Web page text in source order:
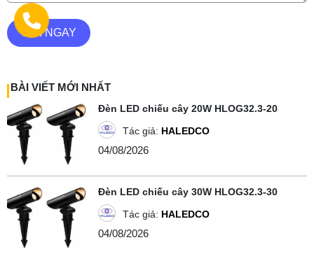
GỬI NGAY
BÀI VIẾT MỚI NHẤT
Đèn LED chiếu cây 20W HLOG32.3-20
Tác giả: HALEDCO
04/08/2026
Đèn LED chiếu cây 30W HLOG32.3-30
Tác giả: HALEDCO
04/08/2026